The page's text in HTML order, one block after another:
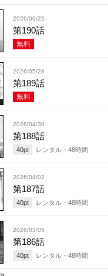
2026/06/25
第190話
無料
2026/05/28
第189話
無料
2026/04/30
第188話
40pt レンタル・ 48時間
2026/04/02
第187話
40pt レンタル・ 48時間
2026/03/05
第186話
40pt レンタル・ 48時間